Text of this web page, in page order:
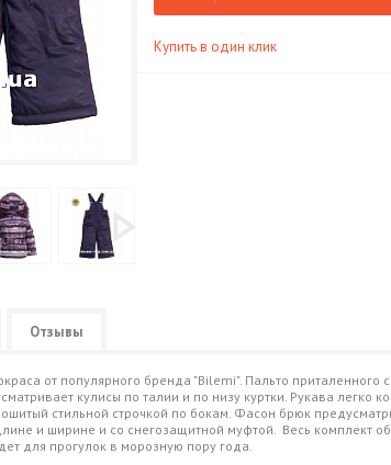
Купить в один клик
Отзывы
от популярного бренда "Bilemi". Пальто приталенного
кулисы по талии и по низу куртки. Рукава легко
стильной строчкой по бокам. Фасон брюк
и ширине и со снегозащитной муфтой. Весь комплект
для прогулок в морозную пору года.